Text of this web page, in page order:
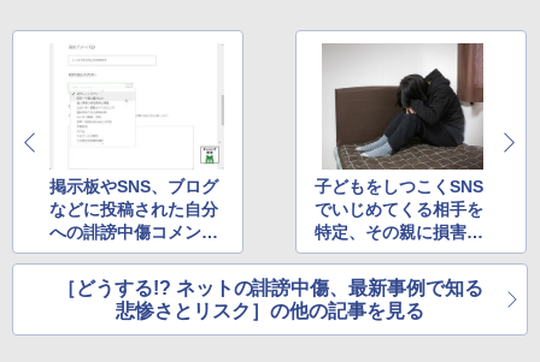
掲示板やSNS、ブログ
などに投稿された自分
への誹謗中傷コメント
を削除するには？
子どもをしつこくSNS
でいじめてくる相手を
特定、その親に損害賠
償請求をしたケース
［どうする!? ネットの誹謗中傷、最新事例で知る
悲惨さとリスク］の他の記事を見る